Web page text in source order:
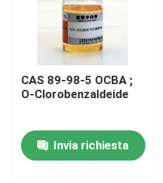
CAS 89-98-5 OCBA ;
O-Clorobenzaldeide
Invia richiesta